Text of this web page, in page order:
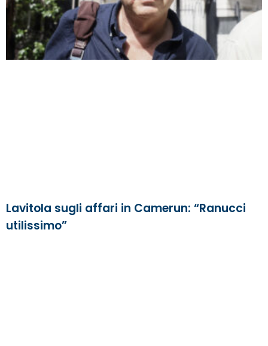
Lavitola sugli affari in Camerun: “Ranucci
utilissimo”